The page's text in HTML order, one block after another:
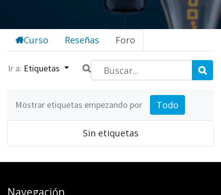
Curso Reseñas Foro
Ir a: Etiquetas
Mostrar etiquetas empezando por Todo
Sin etiquetas
Navegación